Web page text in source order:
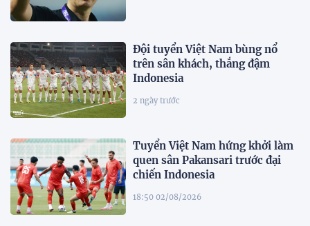
Đội tuyển Việt Nam bùng nổ
trên sân khách, thắng đậm
Indonesia
2 ngày trước
Tuyển Việt Nam hứng khởi làm
quen sân Pakansari trước đại
chiến Indonesia
18:50 02/08/2026